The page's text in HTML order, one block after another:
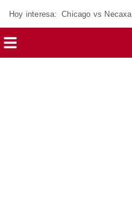
Hoy interesa: Chicago vs Necaxa